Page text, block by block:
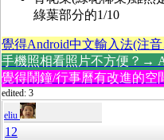
綠葉部分的1/10
覺得Android中文輸入法(注
手機照相看照片不方便？→
覺得鬧鐘/行事曆有改進的
edited: 3
eliu
12